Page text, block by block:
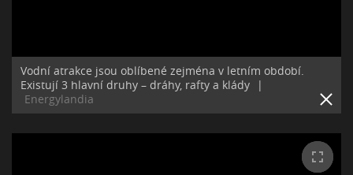
Vodní atrakce jsou oblíbené zejména v letním období.
Existují 3 hlavní druhy – dráhy, rafty a klády
|
Energylandia